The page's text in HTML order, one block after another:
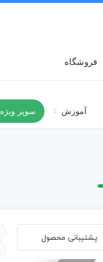
فروشگاه
آموزش سوپر ویژه
پشتیبانی محصول